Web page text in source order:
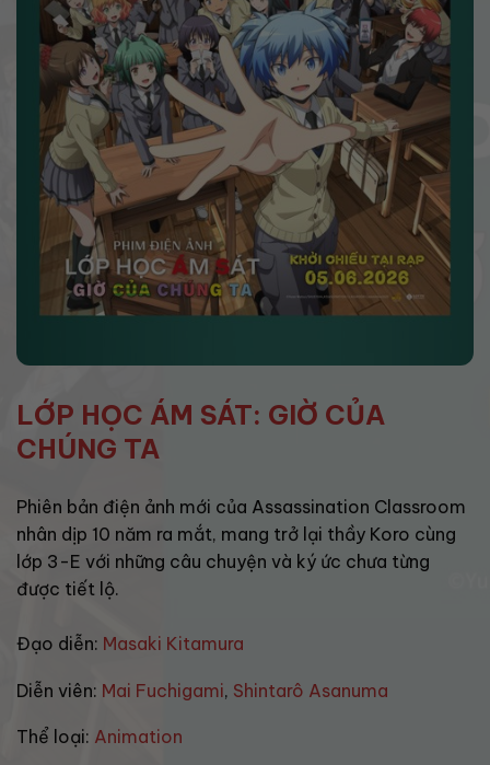
LỚP HỌC ÁM SÁT: GIỜ CỦA
CHÚNG TA
Phiên bản điện ảnh mới của Assassination Classroom
nhân dịp 10 năm ra mắt, mang trở lại thầy Koro cùng
lớp 3-E với những câu chuyện và ký ức chưa từng
được tiết lộ.
Đạo diễn: Masaki Kitamura
Diễn viên: Mai Fuchigami, Shintarô Asanuma
Thể loại: Animation